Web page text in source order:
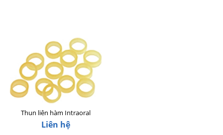
Thun liên hàm Intraoral
Liên hệ